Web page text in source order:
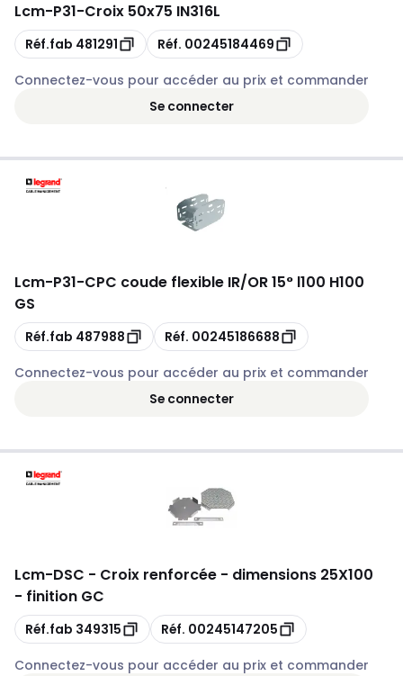
Lcm-P31-Croix 50x75 IN316L
Copie
Réf.fab 481291 Copie
Réf. 00245184469
Connectez-vous pour accéder au prix et commander
Se connecter
Lcm-P31-CPC coude flexible IR/OR 15° l100 H100
GS
Copie
Réf.fab 487988 Copie
Réf. 00245186688
Connectez-vous pour accéder au prix et commander
Se connecter
Lcm-DSC - Croix renforcée - dimensions 25X100
- finition GC
Copie
Réf.fab 349315 Copie
Réf. 00245147205
Connectez-vous pour accéder au prix et commander